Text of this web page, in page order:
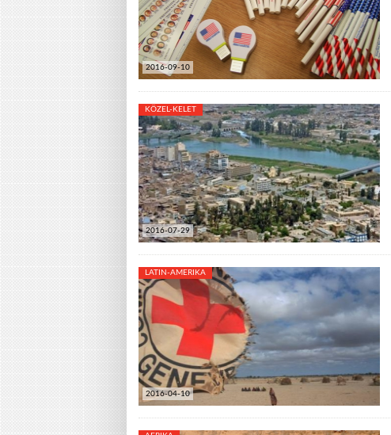
2016-09-10
2016-07-29
KÖZEL-KELET
2016-04-10
LATIN-AMERIKA